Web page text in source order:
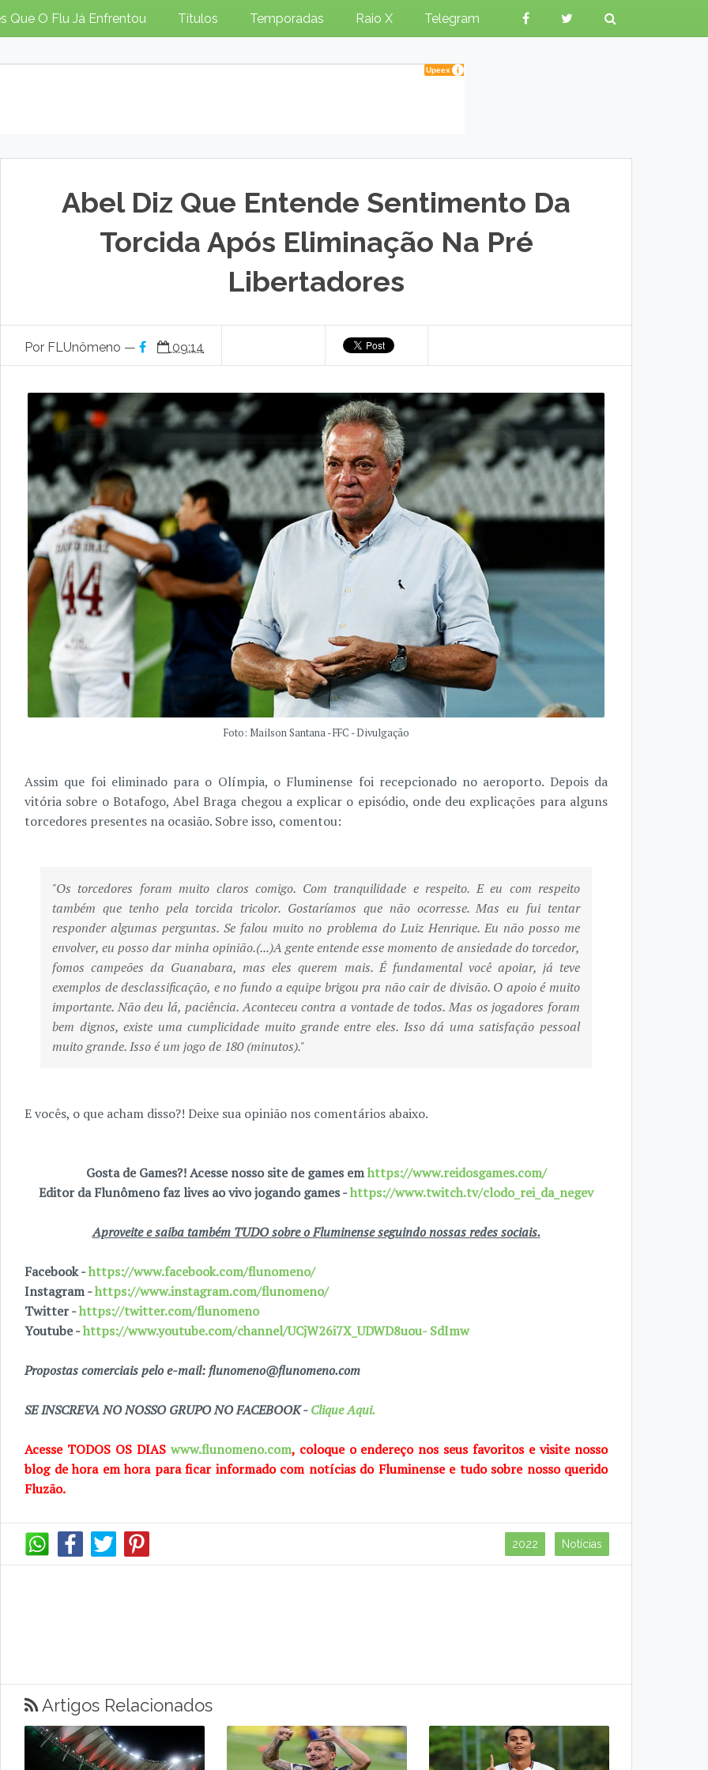
Que O Flu Já Enfrentou Títulos Temporadas Raio X Telegram
Abel Diz Que Entende Sentimento Da
Torcida Após Eliminação Na Pré
Libertadores
Por FLUnômeno — 09:14
Foto: Mailson Santana - FFC - Divulgação
Assim que foi eliminado para o Olímpia, o Fluminense foi recepcionado no aeroporto. Depois da
vitória sobre o Botafogo, Abel Braga chegou a explicar o episódio, onde deu explicações para alguns
torcedores presentes na ocasião. Sobre isso, comentou:
"Os torcedores foram muito claros comigo. Com tranquilidade e respeito. E eu com respeito
também que tenho pela torcida tricolor. Gostaríamos que não ocorresse. Mas eu fui tentar
responder algumas perguntas. Se falou muito no problema do Luiz Henrique. Eu não posso me
envolver, eu posso dar minha opinião.(...)A gente entende esse momento de ansiedade do torcedor,
fomos campeões da Guanabara, mas eles querem mais. É fundamental você apoiar, já teve
exemplos de desclassificação, e no fundo a equipe brigou pra não cair de divisão. O apoio é muito
importante. Não deu lá, paciência. Aconteceu contra a vontade de todos. Mas os jogadores foram
bem dignos, existe uma cumplicidade muito grande entre eles. Isso dá uma satisfação pessoal
muito grande. Isso é um jogo de 180 (minutos)."
E vocês, o que acham disso?! Deixe sua opinião nos comentários abaixo.
Gosta de Games?! Acesse nosso site de games emhttps://www.reidosgames.com/
Editor da Flunômeno faz lives ao vivo jogando games -https://www.twitch.tv/clodo_rei_da_negev
Aproveite e saiba também TUDO sobre o Fluminense seguindo nossas redes sociais.
Facebook -https://www.facebook.com/flunomeno/
Instagram -https://www.instagram.com/flunomeno/
Twitter -https://twitter.com/flunomeno
Youtube -https://www.youtube.com/channel/UCjW26i7X_UDWD8uou- SdImw
Propostas comerciais pelo e-mail: flunomeno@flunomeno.com
SE INSCREVA NO NOSSO GRUPO NO FACEBOOK -Clique Aqui.
Acesse TODOS OS DIAS www.flunomeno.com, coloque o endereço nos seus favoritos e visite nosso
blog dehora em hora para ficar informado com notícias do Fluminense e tudo sobre nosso querido
Fluzão.
2022 Notícias
Artigos Relacionados